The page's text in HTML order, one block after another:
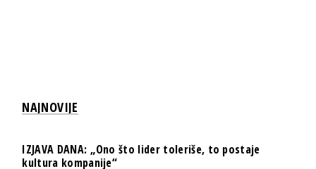
NAJNOVIJE
IZJAVA DANA: „Ono što lider toleriše, to postaje
kultura kompanije“